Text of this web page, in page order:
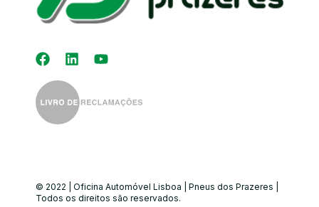
© 2022 | Oficina Automóvel Lisboa | Pneus dos Prazeres |
Todos os direitos são reservados.
Kit Distribuição
Diagnóstico